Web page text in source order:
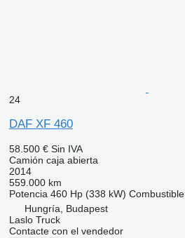
24
DAF XF 460
58.500 € Sin IVA
Camión caja abierta
2014
559.000 km
Potencia 460 Hp (338 kW) Combustible
Hungría, Budapest
Laslo Truck
Contacte con el vendedor